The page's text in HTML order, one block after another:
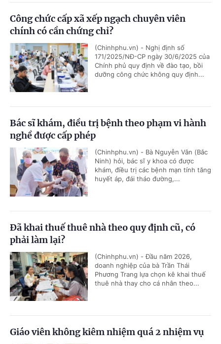
Công chức cấp xã xếp ngạch chuyên viên
chính có cần chứng chỉ?
(Chinhphu.vn) - Nghị định số
171/2025/NĐ-CP ngày 30/6/2025 của
Chính phủ quy định về đào tạo, bồi
dưỡng công chức không quy định...
Bác sĩ khám, điều trị bệnh theo phạm vi hành
nghề được cấp phép
(Chinhphu.vn) - Bà Nguyễn Vân (Bắc
Ninh) hỏi, bác sĩ y khoa có được
khám, điều trị các bệnh mạn tính tăng
huyết áp, đái tháo đường,...
Đã khai thuế thuê nhà theo quy định cũ, có
phải làm lại?
(Chinhphu.vn) - Đầu năm 2026,
doanh nghiệp của bà Trần Thái
Phương Trang lựa chọn kê khai thuế
thuê nhà thay cho cá nhân theo...
Giáo viên không kiêm nhiệm quá 2 nhiệm vụ